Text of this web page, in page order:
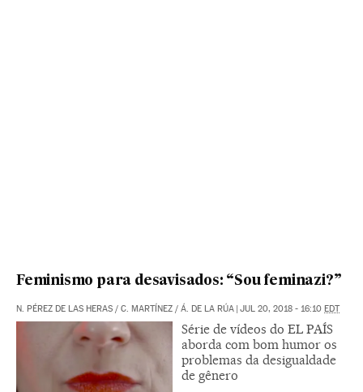
Feminismo para desavisados: “Sou feminazi?”
N. PÉREZ DE LAS HERAS / C. MARTÍNEZ / Á. DE LA RÚA JUL 20, 2018 - 16:10 EDT
Série de vídeos do EL PAÍS
aborda com bom humor os
problemas da desigualdade
de gênero